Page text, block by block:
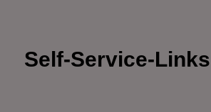
Self-Service-Links